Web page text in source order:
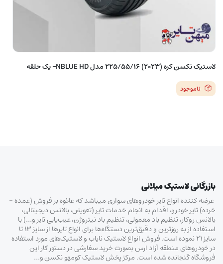
لاستیک نکسن کره (2023) 225/55/16 مدل NBLUE HD– یک حلقه
ناموجود
بازرگانی لاستیک میلانی
عرضه کننده انواع تایر خودروهای سواری میباشد که علاوه بر فروش (عمده –
خرده‌) تایر خودرو، اقدام به انجام خدمات تایر (تعویض، بالانس دیجیتالی،
بالانس روکار، تنظیم باد معمولی، تنظیم باد نیتروژن، عیب‌یابی تایر و…) با
استفاده از به روزترین و دقیق‌ترین دستگاه‌ها برای انواع تایرها از سایز ۱۳ تا
سایز ۲۱ نموده است. فروش انواع لاستیک‌ نایاب و لاستیک‌های مورد استفاده
در خودروهای منطقه آزاد ارس بصورت خرید سفارشی در دستور کار این
فروشگاه گنجانده شده است. مرکز پخش لاستیک کومهو نکسن و…